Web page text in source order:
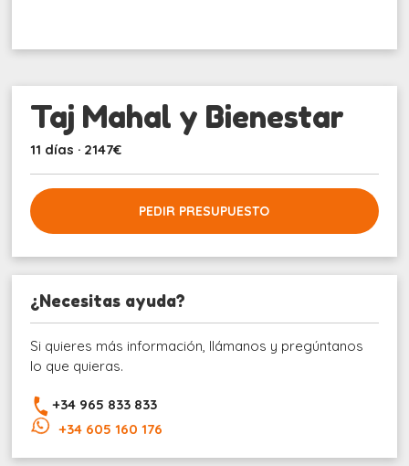
Taj Mahal y Bienestar
11 días · 2147€
PEDIR PRESUPUESTO
¿Necesitas ayuda?
Si quieres más información, llámanos y pregúntanos
lo que quieras.
+34 965 833 833
+34 605 160 176